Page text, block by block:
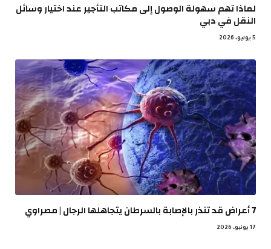
لماذا تهم سهولة الوصول إلى مكاتب التأجير عند اختيار وسائل
النقل في دبي
5 يوليو، 2026
7 أعراض قد تنذر بالإصابة بالسرطان يتجاهلها الرجال | مصراوي
17 يونيو، 2026